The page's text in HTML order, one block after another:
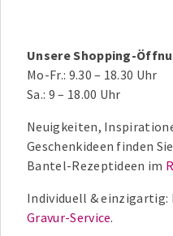
Unsere Shopping-
Mo-Fr.: 9.30 – 18.30 Uhr
Sa.: 9 – 18.00 Uhr
Neuigkeiten,
Geschenkideen finden
Bantel-Rezeptideen im
Individuell & einzigartig:
Gravur-Service.